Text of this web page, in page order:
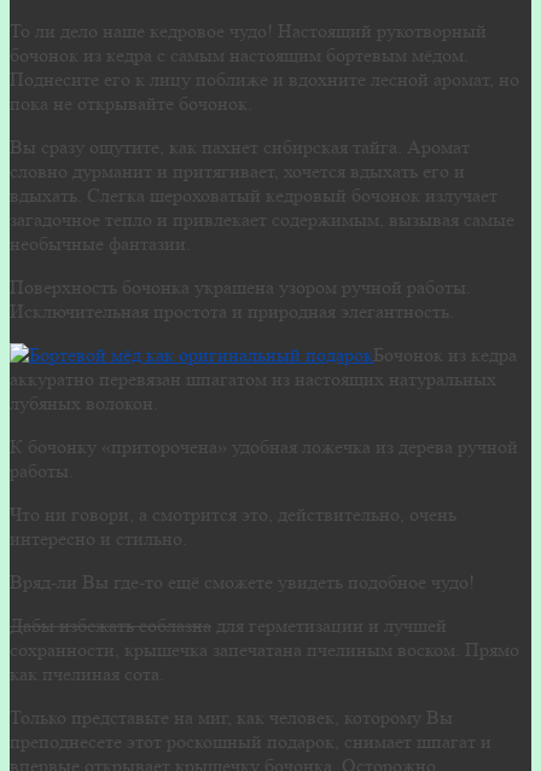
То ли дело наше кедровое чудо! Настоящий рукотворный
бочонок из кедра с самым настоящим бортевым мёдом.
Поднесите его к лицу поближе и вдохните лесной аромат, но
пока не открывайте бочонок.
Вы сразу ощутите, как пахнет сибирская тайга. Аромат
словно дурманит и притягивает, хочется вдыхать его и
вдыхать. Слегка шероховатый кедровый бочонок излучает
загадочное тепло и привлекает содержимым, вызывая самые
необычные фантазии.
Поверхность бочонка украшена узором ручной работы.
Исключительная простота и природная элегантность.
Бочонок из кедра
аккуратно перевязан шпагатом из настоящих натуральных
лубяных волокон.
К бочонку «приторочена» удобная ложечка из дерева ручной
работы.
Что ни говори, а смотрится это, действительно, очень
интересно и стильно.
Вряд-ли Вы где-то ещё сможете увидеть подобное чудо!
Дабы избежать соблазна для герметизации и лучшей
сохранности, крышечка запечатана пчелиным воском. Прямо
как пчелиная сота.
Только представьте на миг, как человек, которому Вы
преподнесете этот роскошный подарок, снимает шпагат и
впервые открывает крышечку бочонка. Осторожно